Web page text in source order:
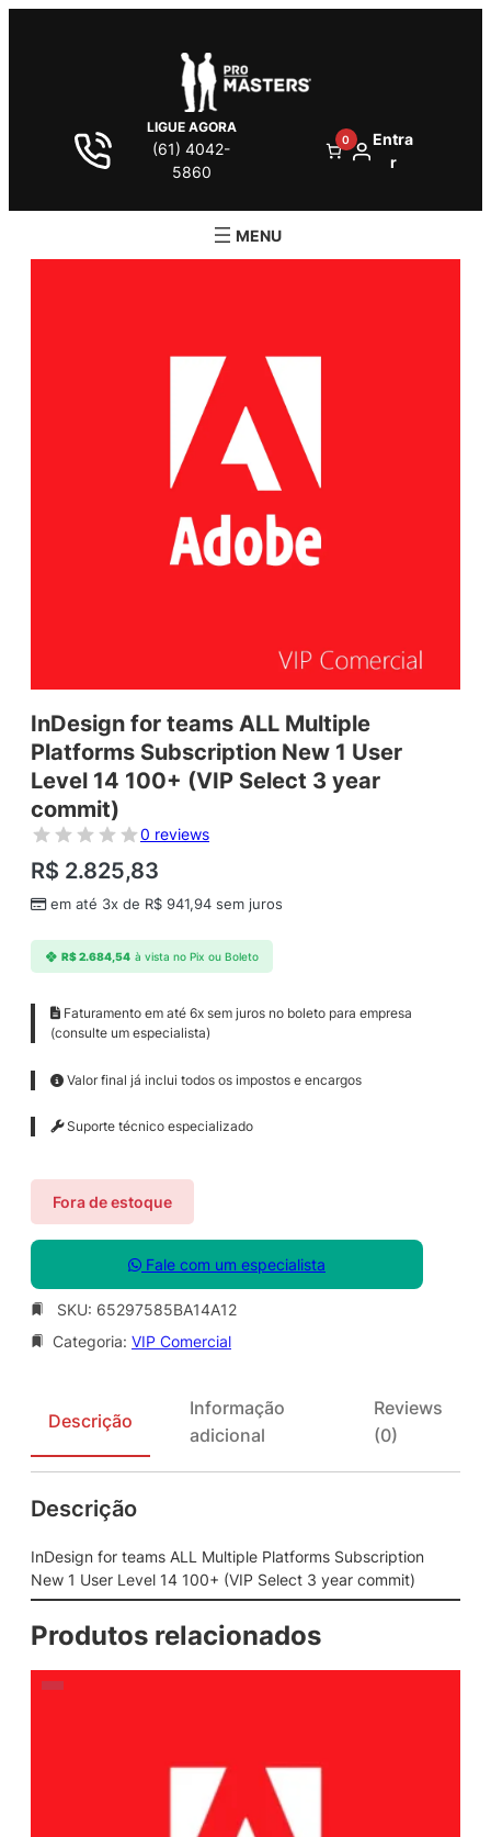
LIGUE AGORA
(61) 4042-
5860
0
Entra
r
InDesign for teams ALL Multiple
Platforms Subscription New 1 User
Level 14 100+ (VIP Select 3 year
commit)
0 reviews
R$ 2.825,83
em até 3x de R$ 941,94 sem juros
R$2.684,54 à vista no Pix ou Boleto
Faturamento em até 6x sem juros no boleto para empresa
(consulte um especialista)
Valor final já inclui todos os impostos e encargos
Suporte técnico especializado
Fora de estoque
Fale com um especialista
SKU: 65297585BA14A12
Categoria: VIP Comercial
Descrição
Informação
adicional
Reviews
(0)
Descrição
InDesign for teams ALL Multiple Platforms Subscription
New 1 User Level 14 100+ (VIP Select 3 year commit)
Produtos relacionados